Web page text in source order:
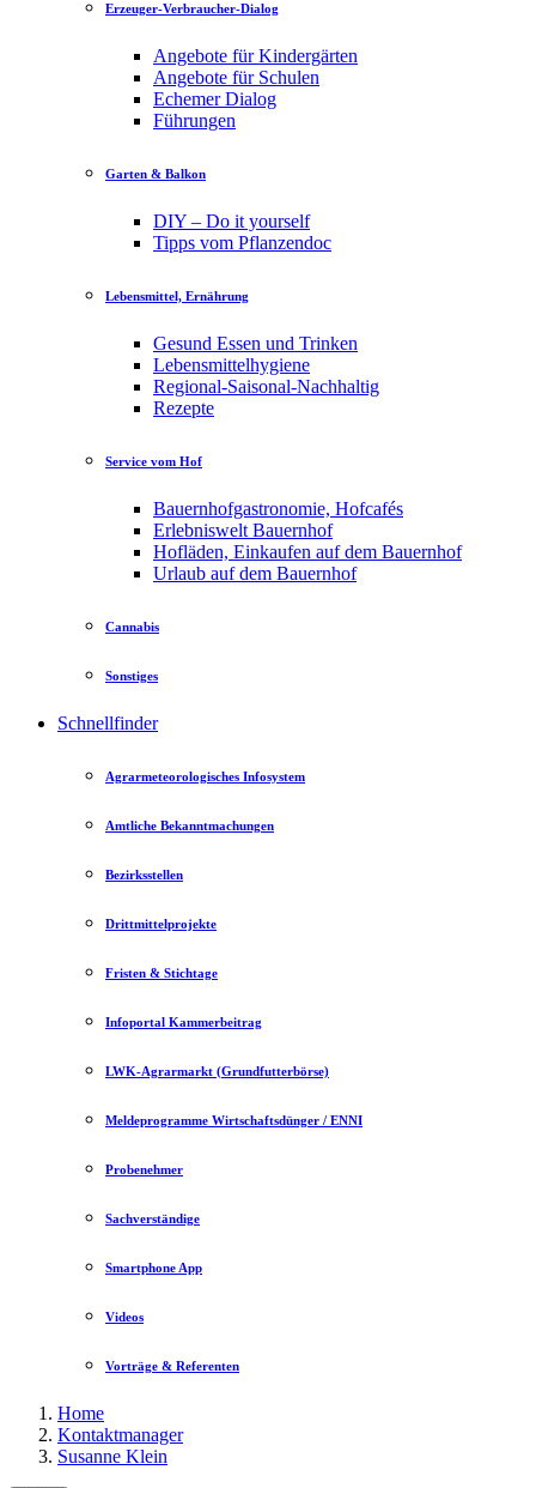
Erzeuger-Verbraucher-Dialog
Angebote für Kindergärten
Angebote für Schulen
Echemer Dialog
Führungen
Garten & Balkon
DIY – Do it yourself
Tipps vom Pflanzendoc
Lebensmittel, Ernährung
Gesund Essen und Trinken
Lebensmittelhygiene
Regional-Saisonal-Nachhaltig
Rezepte
Service vom Hof
Bauernhofgastronomie, Hofcafés
Erlebniswelt Bauernhof
Hofläden, Einkaufen auf dem Bauernhof
Urlaub auf dem Bauernhof
Cannabis
Sonstiges
Schnellfinder
Agrarmeteorologisches Infosystem
Amtliche Bekanntmachungen
Bezirksstellen
Drittmittelprojekte
Fristen & Stichtage
Infoportal Kammerbeitrag
LWK-Agrarmarkt (Grundfutterbörse)
Meldeprogramme Wirtschaftsdünger / ENNI
Probenehmer
Sachverständige
Smartphone App
Videos
Vorträge & Referenten
Home
Kontaktmanager
Susanne Klein